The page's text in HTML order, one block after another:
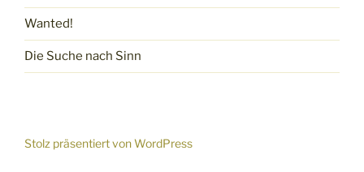
Wanted!
Die Suche nach Sinn
Stolz präsentiert von WordPress